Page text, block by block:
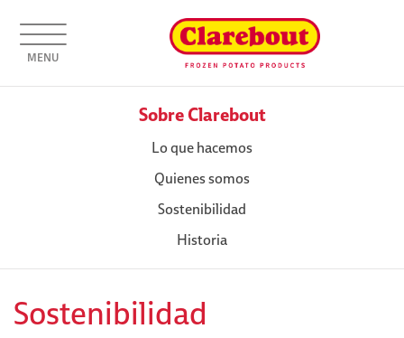
MENU
Sobre Clarebout
Lo que hacemos
Quienes somos
Sostenibilidad
Historia
Sostenibilidad